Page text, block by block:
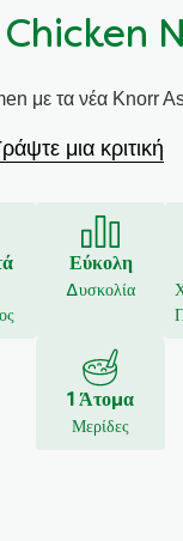
Μαργαρίτα
με τα νέα Knorr
μια κριτική
Εύκολη
Δυσκολία
1 Άτομα
Μερίδες